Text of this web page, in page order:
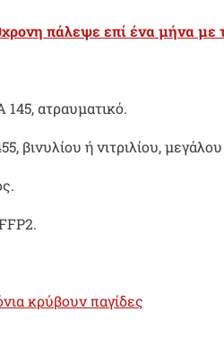
πάλεψε επί ένα μήνα με
ατραυματικό.
βινυλίου ή νιτριλίου,
κρύβουν παγίδες